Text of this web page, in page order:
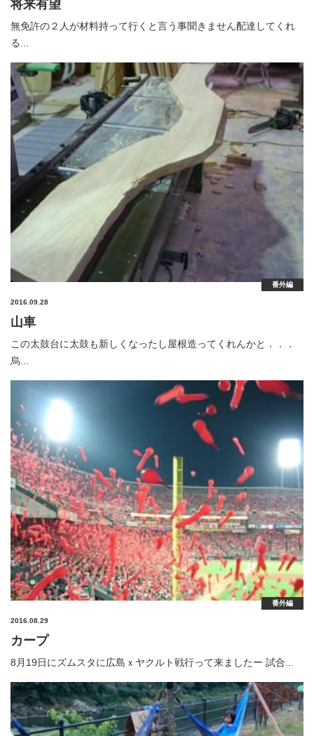
将来有望
無免許の２人が材料持って行くと言う事聞きません配達してくれ
る...
2016.09.28
番外編
山車
この太鼓台に太鼓も新しくなったし屋根造ってくれんかと．．．
烏...
2016.08.29
番外編
カープ
8月19日にズムスタに広島ｘヤクルト戦行って来ましたー 試合...